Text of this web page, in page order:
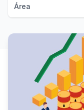
Área